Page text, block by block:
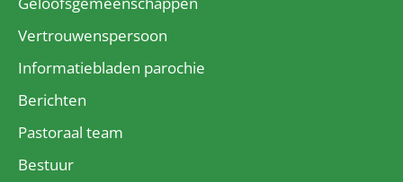
Vertrouwenspersoon
Informatiebladen parochie
Berichten
Pastoraal team
Bestuur